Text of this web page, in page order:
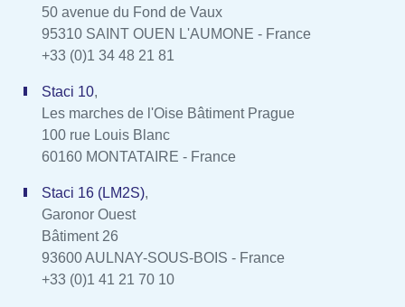
50 avenue du Fond de Vaux
95310 SAINT OUEN L'AUMONE - France
+33 (0)1 34 48 21 81
Staci 10,
Les marches de l'Oise Bâtiment Prague
100 rue Louis Blanc
60160 MONTATAIRE - France
Staci 16 (LM2S),
Garonor Ouest
Bâtiment 26
93600 AULNAY-SOUS-BOIS - France
+33 (0)1 41 21 70 10